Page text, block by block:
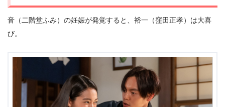
音（二階堂ふみ）の妊娠が発覚すると、裕一（窪田正孝）は大喜
び。